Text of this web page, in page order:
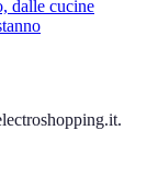
dalle cucine
.